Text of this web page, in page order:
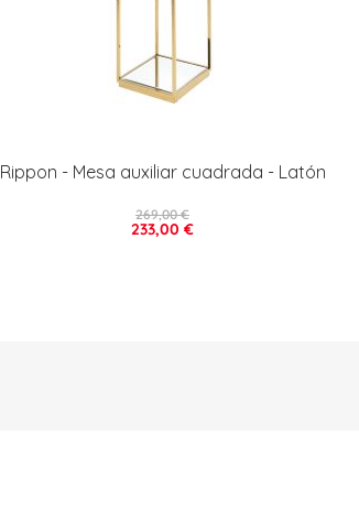
Rippon - Mesa auxiliar cuadrada - Latón
233,00 €
269,00 €